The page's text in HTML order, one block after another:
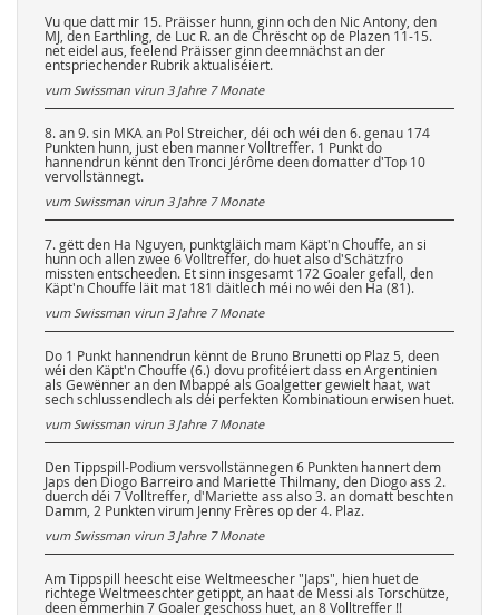
Vu que datt mir 15. Präisser hunn, ginn och den Nic Antony, den
MJ, den Earthling, de Luc R. an de Chrëscht op de Plazen 11-15.
net eidel aus, feelend Präisser ginn deemnächst an der
entspriechender Rubrik aktualiséiert.
vum Swissman virun 3 Jahre 7 Monate
8. an 9. sin MKA an Pol Streicher, déi och wéi den 6. genau 174
Punkten hunn, just eben manner Volltreffer. 1 Punkt do
hannendrun kënnt den Tronci Jérôme deen domatter d'Top 10
vervollstännegt.
vum Swissman virun 3 Jahre 7 Monate
7. gëtt den Ha Nguyen, punktgläich mam Käpt'n Chouffe, an si
hunn och allen zwee 6 Volltreffer, do huet also d'Schätzfro
missten entscheeden. Et sinn insgesamt 172 Goaler gefall, den
Käpt'n Chouffe läit mat 181 däitlech méi no wéi den Ha (81).
vum Swissman virun 3 Jahre 7 Monate
Do 1 Punkt hannendrun kënnt de Bruno Brunetti op Plaz 5, deen
wéi den Käpt'n Chouffe (6.) dovu profitéiert dass en Argentinien
als Gewënner an den Mbappé als Goalgetter gewielt haat, wat
sech schlussendlech als déi perfekten Kombinatioun erwisen huet.
vum Swissman virun 3 Jahre 7 Monate
Den Tippspill-Podium versvollstännegen 6 Punkten hannert dem
Japs den Diogo Barreiro and Mariette Thilmany, den Diogo ass 2.
duerch déi 7 Volltreffer, d'Mariette ass also 3. an domatt beschten
Damm, 2 Punkten virum Jenny Frères op der 4. Plaz.
vum Swissman virun 3 Jahre 7 Monate
Am Tippspill heescht eise Weltmeescher "Japs", hien huet de
richtege Weltmeeschter getippt, an haat de Messi als Torschütze,
deen ëmmerhin 7 Goaler geschoss huet, an 8 Volltreffer !!